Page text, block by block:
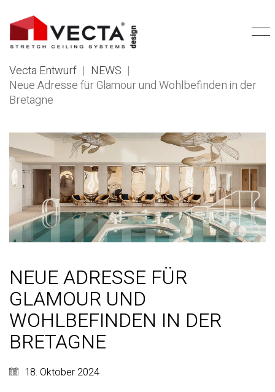
Vecta Entwurf | NEWS |
Neue Adresse für Glamour und Wohlbefinden in der
Bretagne
NEUE ADRESSE FÜR
GLAMOUR UND
WOHLBEFINDEN IN DER
BRETAGNE
18. Oktober 2024